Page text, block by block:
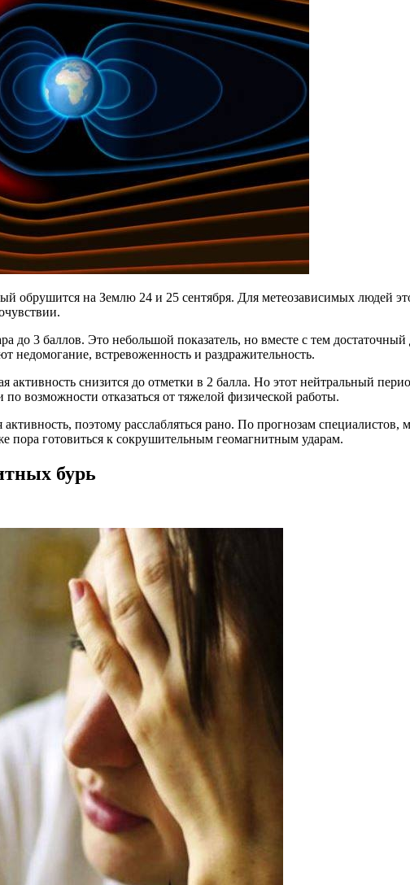
обрушится на Землю 24 и 25 сентября. Для метеозависимых людей
до 3 баллов. Это небольшой показатель, но вместе с тем
встревоженность и раздражительность.
активность снизится до отметки в 2 балла. Но этот нейтральный
возможности отказаться от тяжелой физической работы.
поэтому расслабляться рано. По прогнозам специалистов,
пора готовиться к сокрушительным геомагнитным ударам.
бурь